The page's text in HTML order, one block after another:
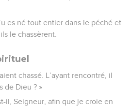
es né tout entier dans le péché et
le chassèrent.
chassé. L’ayant rencontré, il
de Dieu ? »
il, Seigneur, afin que je croie en